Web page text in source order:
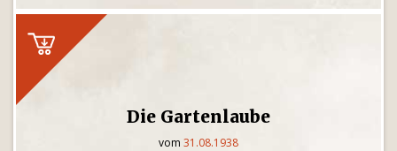
Die Gartenlaube
vom 31.08.1938